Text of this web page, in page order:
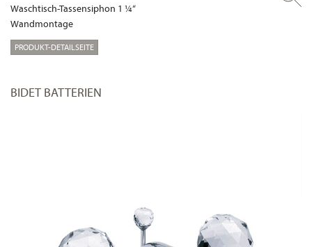
Waschtisch-Tassensiphon 1 ¼“
Wandmontage
PRODUKT-DETAILSEITE
BIDET BATTERIEN